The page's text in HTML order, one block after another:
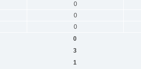
0
0
0
0
3
1